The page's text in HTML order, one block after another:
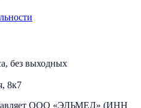
без выходных
8к7
ООО «ЭЛЬМЕД» (ИНН